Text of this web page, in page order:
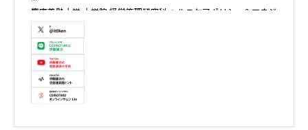
慶應義塾大学 大学院 経営管理研究科 ヘルスケアポリシー＆マネジ
メント集中コース終了
株式会社ソクラテス 代表取締役 / 国内企業暗号資産事業顧問 / 暗
号資産取引所アドバイザー / 暗号資産投資アナリスト / Fintechコ
ンサルタント / 暗号資産非公式アーティスト /YouTuber
テレビ東京WBS出演　テレビ東京モーニングサテライト出演
他各メディア取材、出演